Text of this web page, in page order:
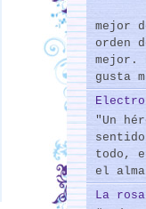
mejor
orden
mejor.
gusta
"Un
todo,
el
La